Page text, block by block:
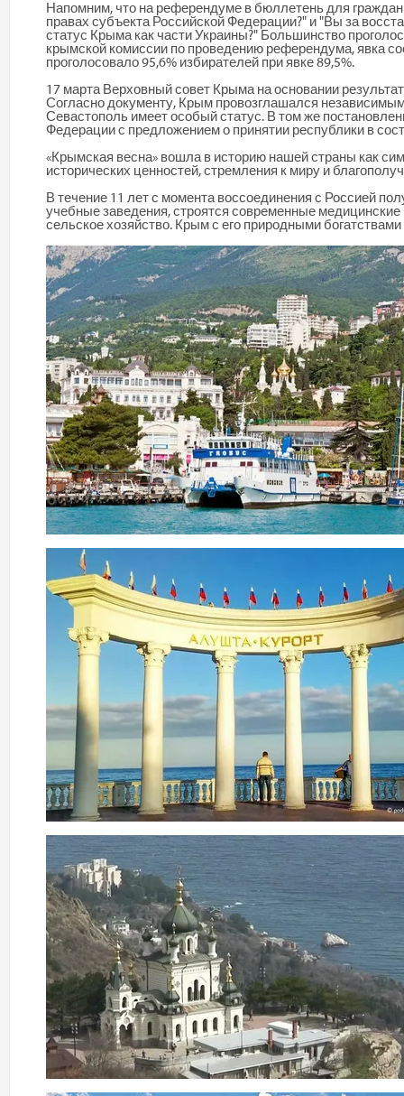
Напомним, что на референдуме в бюллетень для
правах субъекта Российской Федерации?" и "Вы за
статус Крыма как части Украины?" Большинство
крымской комиссии по проведению референдума, явка
проголосовало 95,6% избирателей при явке 89,5%.
17 марта Верховный совет Крыма на основании
Согласно документу, Крым провозглашался
Севастополь имеет особый статус. В том же
Федерации с предложением о принятии республики в
«Крымская весна» вошла в историю нашей страны как
исторических ценностей, стремления к миру и
В течение 11 лет с момента воссоединения с Россией
учебные заведения, строятся современные
сельское хозяйство. Крым с его природными